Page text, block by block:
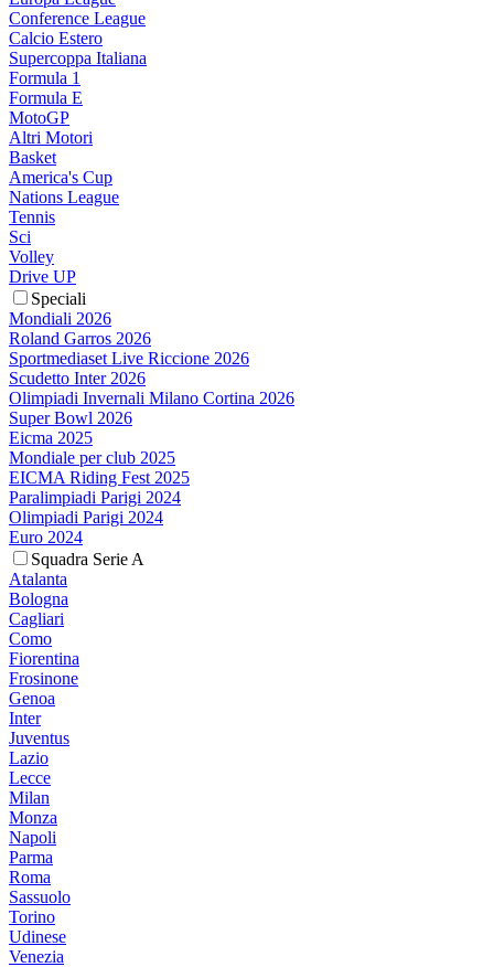
Conference League
Calcio Estero
Supercoppa Italiana
Formula 1
Formula E
MotoGP
Altri Motori
Basket
America's Cup
Nations League
Tennis
Sci
Volley
Drive UP
Speciali
Mondiali 2026
Roland Garros 2026
Sportmediaset Live Riccione 2026
Scudetto Inter 2026
Olimpiadi Invernali Milano Cortina 2026
Super Bowl 2026
Eicma 2025
Mondiale per club 2025
EICMA Riding Fest 2025
Paralimpiadi Parigi 2024
Olimpiadi Parigi 2024
Euro 2024
Squadra Serie A
Atalanta
Bologna
Cagliari
Como
Fiorentina
Frosinone
Genoa
Inter
Juventus
Lazio
Lecce
Milan
Monza
Napoli
Parma
Roma
Sassuolo
Torino
Udinese
Venezia